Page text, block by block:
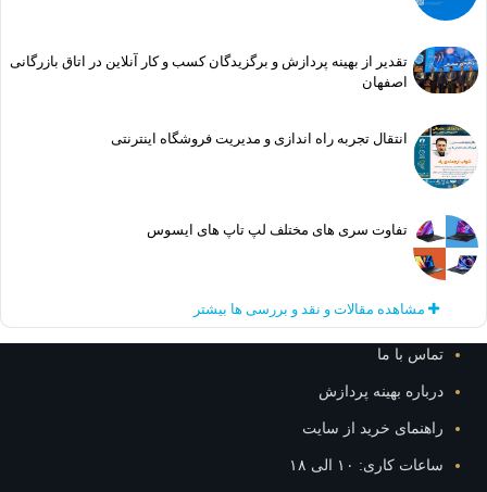
تقدیر از بهینه پردازش و برگزیدگان کسب و کار آنلاین در اتاق بازرگانی
اصفهان
انتقال تجربه راه اندازی و مدیریت فروشگاه اینترنتی
تفاوت سری های مختلف لپ تاپ های ایسوس
مشاهده مقالات و نقد و بررسی ها بیشتر
تماس با ما
درباره بهینه پردازش
راهنمای خرید از سایت
ساعات کاری: ۱۰ الی ۱۸